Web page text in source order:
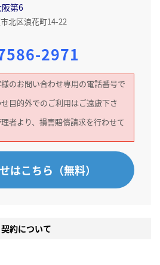
第6
北区浪花町14-22
2971
のお問い合わせ専用の電話番号で
目的外でのご利用はご遠慮下さ
者より、損害賠償請求を行わせて
はこちら（無料）
契約について